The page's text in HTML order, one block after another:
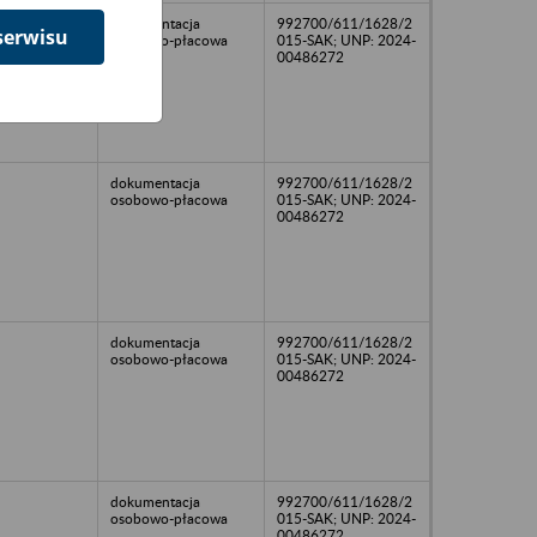
dokumentacja
osobowo-płacowa
992700/611/1628/2
015-SAK; UNP: 2024-
00486272
dokumentacja
osobowo-płacowa
992700/611/1628/2
015-SAK; UNP: 2024-
00486272
dokumentacja
osobowo-płacowa
992700/611/1628/2
015-SAK; UNP: 2024-
00486272
dokumentacja
osobowo-płacowa
992700/611/1628/2
015-SAK; UNP: 2024-